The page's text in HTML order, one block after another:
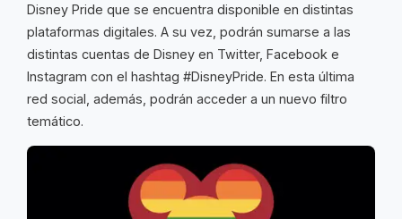
Disney Pride que se encuentra disponible en distintas
plataformas digitales. A su vez, podrán sumarse a las
distintas cuentas de Disney en Twitter, Facebook e
Instagram con el hashtag #DisneyPride. En esta última
red social, además, podrán acceder a un nuevo filtro
temático.